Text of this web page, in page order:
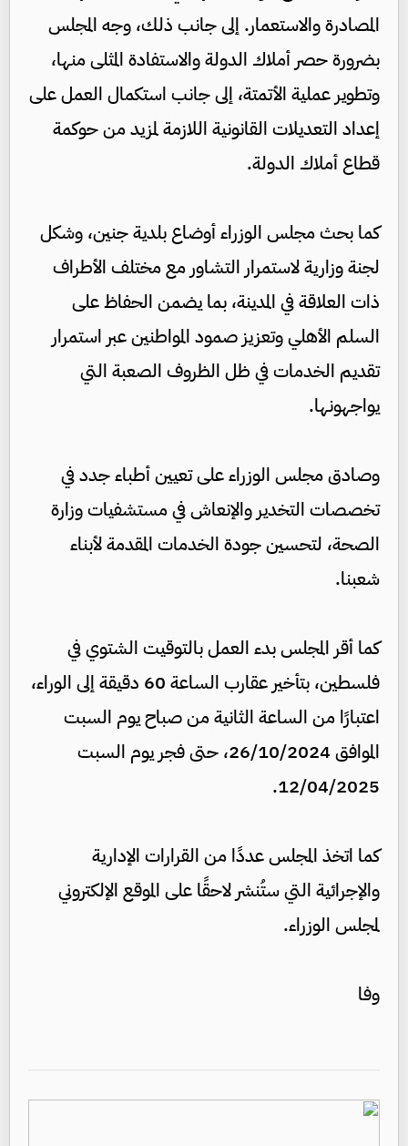
المصادرة والاستعمار. إلى جانب ذلك، وجه المجلس
بضرورة حصر أملاك الدولة والاستفادة المثلى منها،
وتطوير عملية الأتمتة، إلى جانب استكمال العمل على
إعداد التعديلات القانونية اللازمة لمزيد من حوكمة
قطاع أملاك الدولة.
كما بحث مجلس الوزراء أوضاع بلدية جنين، وشكل
لجنة وزارية لاستمرار التشاور مع مختلف الأطراف
ذات العلاقة في المدينة، بما يضمن الحفاظ على
السلم الأهلي وتعزيز صمود المواطنين عبر استمرار
تقديم الخدمات في ظل الظروف الصعبة التي
يواجهونها.
وصادق مجلس الوزراء على تعيين أطباء جدد في
تخصصات التخدير والإنعاش في مستشفيات وزارة
الصحة، لتحسين جودة الخدمات المقدمة لأبناء
شعبنا.
كما أقر المجلس بدء العمل بالتوقيت الشتوي في
فلسطين، بتأخير عقارب الساعة 60 دقيقة إلى الوراء،
اعتبارًا من الساعة الثانية من صباح يوم السبت
الموافق 26/10/2024، حتى فجر يوم السبت
12/04/2025.
كما اتخذ المجلس عددًا من القرارات الإدارية
والإجرائية التي ستُنشر لاحقًا على الموقع الإلكتروني
لمجلس الوزراء.
وفا